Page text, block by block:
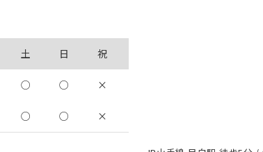
土 日 祝
○ ○ ×
○ ○ ×